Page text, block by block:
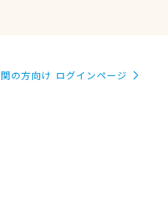
の方向け ログインページ